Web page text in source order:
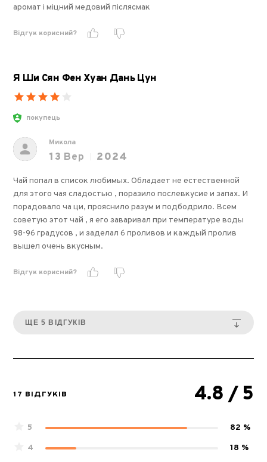
аромат і міцний медовий післясмак
Відгук корисний?
Я Ши Сян Фен Хуан Дань Цун
покупець
Микола
13 Вер 2024
Чай попал в список любимых. Обладает не естественной
для этого чая сладостью , поразило послевкусие и запах. И
порадовало ча ци, прояснило разум и подбодрило. Всем
советую этот чай , я его заваривал при температуре воды
98-96 градусов , и заделал 6 проливов и каждый пролив
вышел очень вкусным.
Відгук корисний?
ЩЕ 5 ВІДГУКІВ
17 ВІДГУКІВ 4.8 / 5
5
82 %
4
18 %